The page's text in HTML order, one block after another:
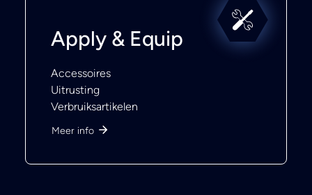
Apply & Equip
Accessoires
Uitrusting
Verbruiksartikelen
Meer info